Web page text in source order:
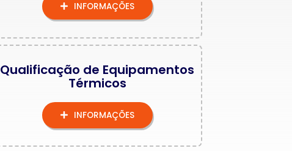
INFORMAÇÕES
Qualificação de Equipamentos
Térmicos
INFORMAÇÕES